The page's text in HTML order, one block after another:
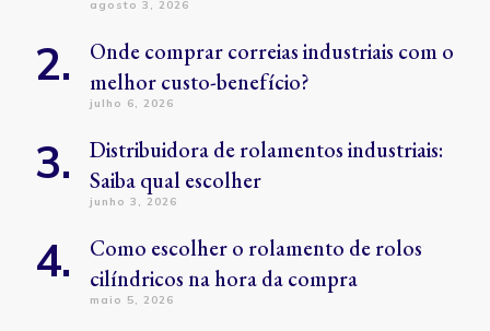
agosto 3, 2026
Onde comprar correias industriais com o
melhor custo-benefício?
julho 6, 2026
Distribuidora de rolamentos industriais:
Saiba qual escolher
junho 3, 2026
Como escolher o rolamento de rolos
cilíndricos na hora da compra
maio 5, 2026